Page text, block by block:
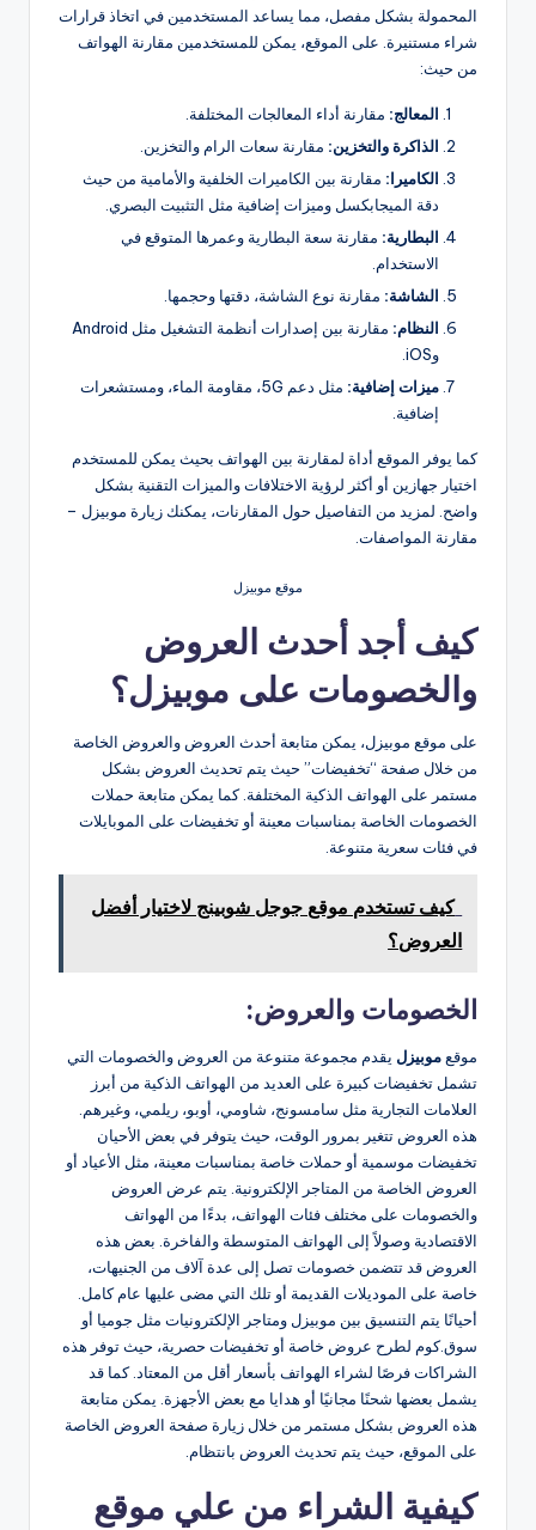
المحمولة بشكل مفصل، مما يساعد المستخدمين في اتخاذ قرارات
شراء مستنيرة. على الموقع، يمكن للمستخدمين مقارنة الهواتف
من حيث:
المعالج: مقارنة أداء المعالجات المختلفة.
الذاكرة والتخزين: مقارنة سعات الرام والتخزين.
الكاميرا: مقارنة بين الكاميرات الخلفية والأمامية من حيث
دقة الميجابكسل وميزات إضافية مثل التثبيت البصري.
البطارية: مقارنة سعة البطارية وعمرها المتوقع في
الاستخدام.
الشاشة: مقارنة نوع الشاشة، دقتها وحجمها.
النظام:
مقارنة بين إصدارات أنظمة التشغيل مثل Android
وiOS.
ميزات إضافية:
مثل دعم 5G، مقاومة الماء، ومستشعرات
إضافية.
كما يوفر الموقع أداة لمقارنة بين الهواتف بحيث يمكن للمستخدم
اختيار جهازين أو أكثر لرؤية الاختلافات والميزات التقنية بشكل
واضح. لمزيد من التفاصيل حول المقارنات، يمكنك زيارة موبيزل –
مقارنة المواصفات.
موقع موبيزل
كيف أجد أحدث العروض
والخصومات على موبيزل؟
على موقع موبيزل، يمكن متابعة أحدث العروض والعروض الخاصة
من خلال صفحة “تخفيضات” حيث يتم تحديث العروض بشكل
مستمر على الهواتف الذكية المختلفة. كما يمكن متابعة حملات
الخصومات الخاصة بمناسبات معينة أو تخفيضات على الموبايلات
في فئات سعرية متنوعة​.
كيف تستخدم موقع جوجل شوبينج لاختيار أفضل
العروض؟
الخصومات والعروض:
موقع موبيزل يقدم مجموعة متنوعة من العروض والخصومات التي
تشمل تخفيضات كبيرة على العديد من الهواتف الذكية من أبرز
العلامات التجارية مثل سامسونج، شاومي، أوبو، ريلمي، وغيرهم.
هذه العروض تتغير بمرور الوقت، حيث يتوفر في بعض الأحيان
تخفيضات موسمية أو حملات خاصة بمناسبات معينة، مثل الأعياد أو
العروض الخاصة من المتاجر الإلكترونية. يتم عرض العروض
والخصومات على مختلف فئات الهواتف، بدءًا من الهواتف
الاقتصادية وصولاً إلى الهواتف المتوسطة والفاخرة. بعض هذه
العروض قد تتضمن خصومات تصل إلى عدة آلاف من الجنيهات،
خاصة على الموديلات القديمة أو تلك التي مضى عليها عام كامل.
أحيانًا يتم التنسيق بين موبيزل ومتاجر الإلكترونيات مثل جوميا أو
سوق.كوم لطرح عروض خاصة أو تخفيضات حصرية، حيث توفر هذه
الشراكات فرصًا لشراء الهواتف بأسعار أقل من المعتاد. كما قد
يشمل بعضها شحنًا مجانيًا أو هدايا مع بعض الأجهزة. يمكن متابعة
هذه العروض بشكل مستمر من خلال زيارة صفحة العروض الخاصة
على الموقع، حيث يتم تحديث العروض بانتظام​.
كيفية الشراء من علي موقع